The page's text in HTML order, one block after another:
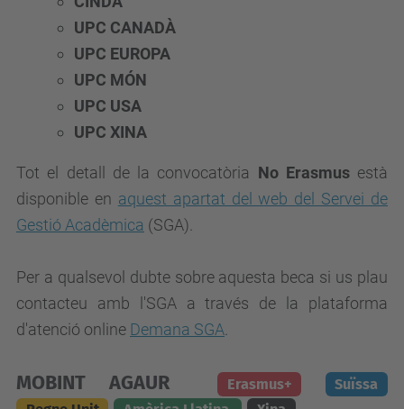
UPC CANADÀ
UPC EUROPA
UPC MÓN
UPC USA
UPC XINA
Tot el detall de la convocatòria No Erasmusestà
disponible en aquest apartat del web del Servei de
Gestió Acadèmica (SGA).
Per a qualsevol dubte sobre aquesta beca si us plau
contacteu amb l'SGA a través de la plataforma
d'atenció online Demana SGA
MOBINT AGAUR Erasmus+
Suïssa